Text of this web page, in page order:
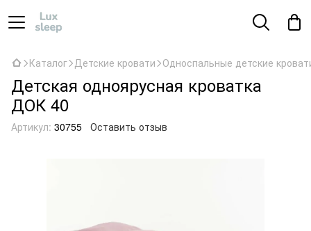
Каталог Детские кровати Односпальные детские
Детская одноярусная кроватка
ДОК 40
Артикул: 30755 Оставить отзыв